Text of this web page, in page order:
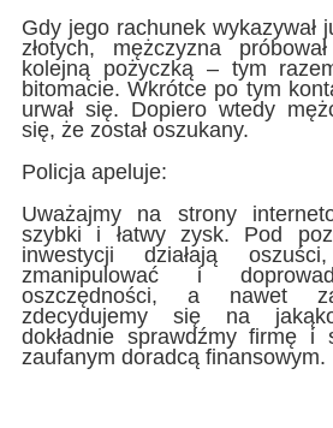
Gdy jego rachunek wykazywał
złotych, mężczyzna
kolejną pożyczką – tym
bitomacie. Wkrótce po tym
urwał się. Dopiero wtedy
się, że został oszukany.
Policja apeluje:
Uważajmy na strony
szybki i łatwy zysk. Pod
inwestycji działają
zmanipulować i
oszczędności, a nawet
zdecydujemy się na
dokładnie sprawdźmy firmę i
zaufanym doradcą finansowym.